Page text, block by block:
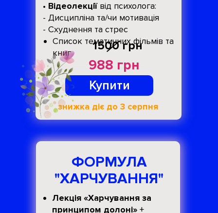
Лекція «Харчування за
принципом долоні» +
Купити
988 грн
ФОРМУЛА
"ХАРЧУВАННЯ"
знижка діє до 3 серпня
1500 грн
• Відеолекції від психолога:
- Дисципліна та/чи мотивація
- Схуднення та стрес
Список тематичних фільмів та
книг